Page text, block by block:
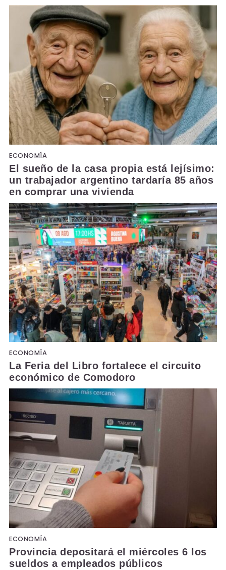
ECONOMÍA
El sueño de la casa propia está lejísimo:
un trabajador argentino tardaría 85 años
en comprar una vivienda
ECONOMÍA
La Feria del Libro fortalece el circuito
económico de Comodoro
ECONOMÍA
Provincia depositará el miércoles 6 los
sueldos a empleados públicos